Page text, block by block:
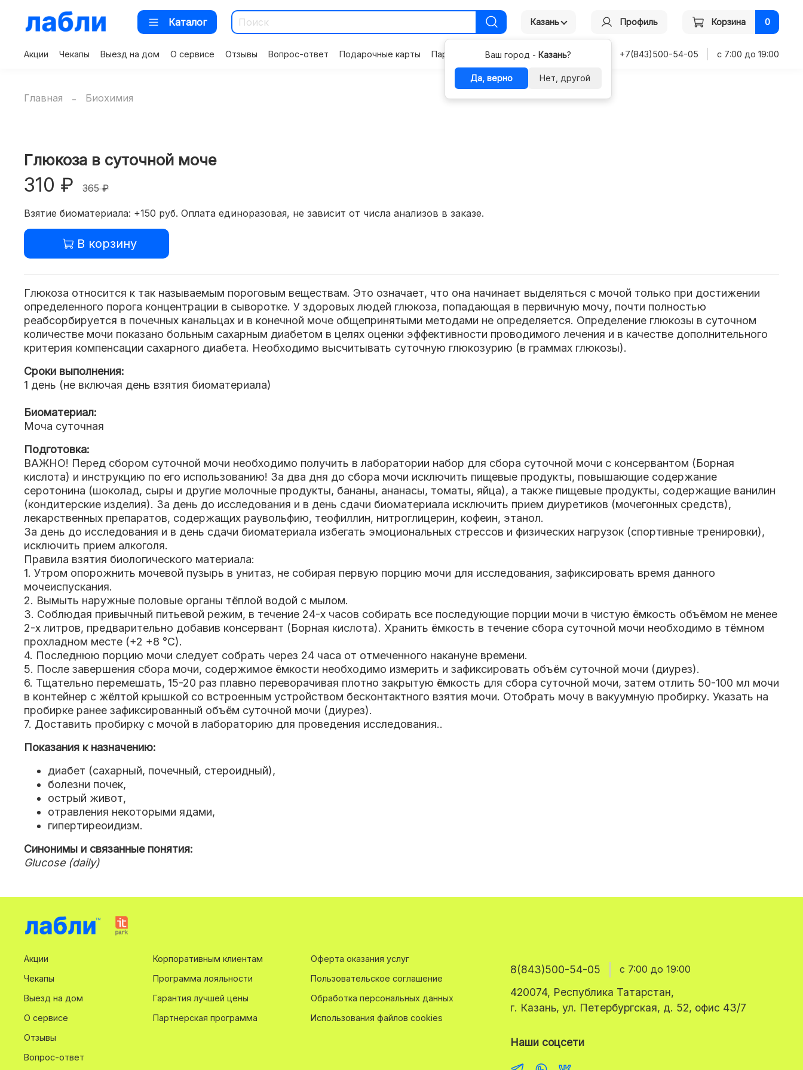
Каталог Казань
Ваш город - Казань?
Да, верно Нет, другой
Профиль Корзина 0
Акции Чекапы Выезд на дом О сервисе Отзывы Вопрос-ответ Подарочные карты Партнерам Контакты +7(843)500-54-05 с 7:00 до 19:00
Главная Биохимия
Глюкоза в суточной моче
310 ₽ 365 ₽
Взятие биоматериала: +150 руб. Оплата единоразовая, не зависит от числа анализов в заказе.
В корзину
Глюкоза относится к так называемым пороговым веществам. Это означает, что она начинает выделяться с мочой только при достижении
определенного порога концентрации в сыворотке. У здоровых людей глюкоза, попадающая в первичную мочу, почти полностью
реабсорбируется в почечных канальцах и в конечной моче общепринятыми методами не определяется. Определение глюкозы в суточном
количестве мочи показано больным сахарным диабетом в целях оценки эффективности проводимого лечения и в качестве дополнительного
критерия компенсации сахарного диабета. Необходимо высчитывать суточную глюкозурию (в граммах глюкозы).
Сроки выполнения:
1 день (не включая день взятия биоматериала)
Биоматериал:
Моча суточная
Подготовка:
ВАЖНО! Перед сбором суточной мочи необходимо получить в лаборатории набор для сбора суточной мочи с консервантом (Борная
кислота) и инструкцию по его использованию! За два дня до сбора мочи исключить пищевые продукты, повышающие содержание
серотонина (шоколад, сыры и другие молочные продукты, бананы, ананасы, томаты, яйца), а также пищевые продукты, содержащие ванилин
(кондитерские изделия). За день до исследования и в день сдачи биоматериала исключить прием диуретиков (мочегонных средств),
лекарственных препаратов, содержащих раувольфию, теофиллин, нитроглицерин, кофеин, этанол.
За день до исследования и в день сдачи биоматериала избегать эмоциональных стрессов и физических нагрузок (спортивные тренировки),
исключить прием алкоголя.
Правила взятия биологического материала:
1. Утром опорожнить мочевой пузырь в унитаз, не собирая первую порцию мочи для исследования, зафиксировать время данного
мочеиспускания.
2. Вымыть наружные половые органы тёплой водой с мылом.
3. Соблюдая привычный питьевой режим, в течение 24-х часов собирать все последующие порции мочи в чистую ёмкость объёмом не менее
2-х литров, предварительно добавив консервант (Борная кислота). Хранить ёмкость в течение сбора суточной мочи необходимо в тёмном
прохладном месте (+2 +8 °C).
4. Последнюю порцию мочи следует собрать через 24 часа от отмеченного накануне времени.
5. После завершения сбора мочи, содержимое ёмкости необходимо измерить и зафиксировать объём суточной мочи (диурез).
6. Тщательно перемешать, 15-20 раз плавно переворачивая плотно закрытую ёмкость для сбора суточной мочи, затем отлить 50-100 мл мочи
в контейнер с жёлтой крышкой со встроенным устройством бесконтактного взятия мочи. Отобрать мочу в вакуумную пробирку. Указать на
пробирке ранее зафиксированный объём суточной мочи (диурез).
7. Доставить пробирку с мочой в лабораторию для проведения исследования..
Показания к назначению:
диабет (сахарный, почечный, стероидный),
болезни почек,
острый живот,
отравления некоторыми ядами,
гипертиреоидизм.
Синонимы и связанные понятия:
Glucose (daily)
Акции
Чекапы
Выезд на дом
О сервисе
Отзывы
Вопрос-ответ
Корпоративным клиентам
Программа лояльности
Гарантия лучшей цены
Партнерская программа
Оферта оказания услуг
Пользовательское соглашение
Обработка персональных данных
Использования файлов cookies
8(843)500-54-05 с 7:00 до 19:00
420074, Республика Татарстан,
г. Казань, ул. Петербургская, д. 52, офис 43/7
Наши соцсети